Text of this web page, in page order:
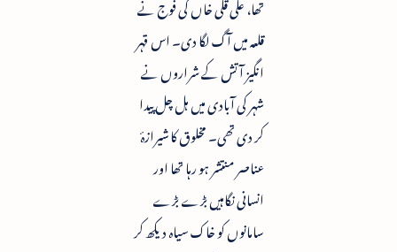
قلعہ میں آگ لگا دی۔ اس قہر
انگیز آتش کے شراروں نے
شہر کی آبادی میں ہل چل پیدا
کر دی تھی۔ مخلوق کا شیرازۂ
عناصر منتشر ہو رہا تھا اور
انسانی نگاہیں بڑے بڑے
سامانوں کو خاک سیاہ دیکھ کر